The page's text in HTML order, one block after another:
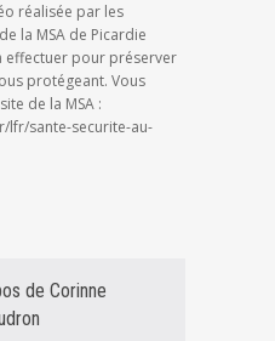
réalisée par les
la MSA de Picardie
effectuer pour préserver
protégeant. Vous
de la MSA :
lfr/sante-securite-au-
de Corinne